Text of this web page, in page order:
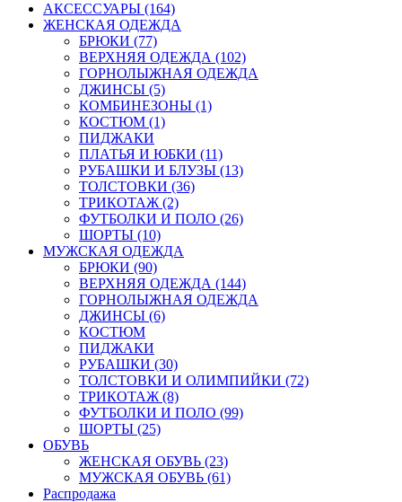
АКСЕССУАРЫ (164)
ЖЕНСКАЯ ОДЕЖДА
БРЮКИ (77)
ВЕРХНЯЯ ОДЕЖДА (102)
ГОРНОЛЫЖНАЯ ОДЕЖДА
ДЖИНСЫ (5)
КОМБИНЕЗОНЫ (1)
КОСТЮМ (1)
ПИДЖАКИ
ПЛАТЬЯ И ЮБКИ (11)
РУБАШКИ И БЛУЗЫ (13)
ТОЛСТОВКИ (36)
ТРИКОТАЖ (2)
ФУТБОЛКИ И ПОЛО (26)
ШОРТЫ (10)
МУЖСКАЯ ОДЕЖДА
БРЮКИ (90)
ВЕРХНЯЯ ОДЕЖДА (144)
ГОРНОЛЫЖНАЯ ОДЕЖДА
ДЖИНСЫ (6)
КОСТЮМ
ПИДЖАКИ
РУБАШКИ (30)
ТОЛСТОВКИ И ОЛИМПИЙКИ (72)
ТРИКОТАЖ (8)
ФУТБОЛКИ И ПОЛО (99)
ШОРТЫ (25)
ОБУВЬ
ЖЕНСКАЯ ОБУВЬ (23)
МУЖСКАЯ ОБУВЬ (61)
Распродажа